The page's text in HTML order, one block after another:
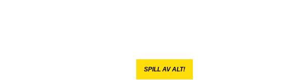
SPILL AV ALT!